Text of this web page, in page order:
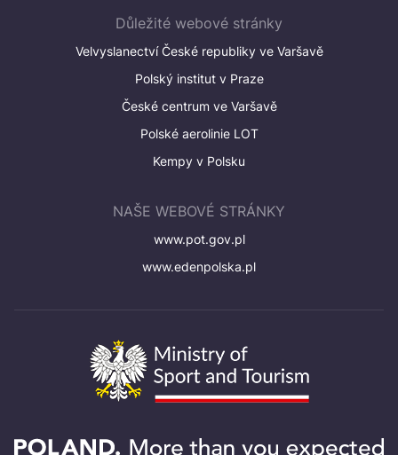
Důležité webové stránky
Velvyslanectví České republiky ve Varšavě
Polský institut v Praze
České centrum ve Varšavě
Polské aerolinie LOT
Kempy v Polsku
NAŠE WEBOVÉ STRÁNKY
www.pot.gov.pl
www.edenpolska.pl